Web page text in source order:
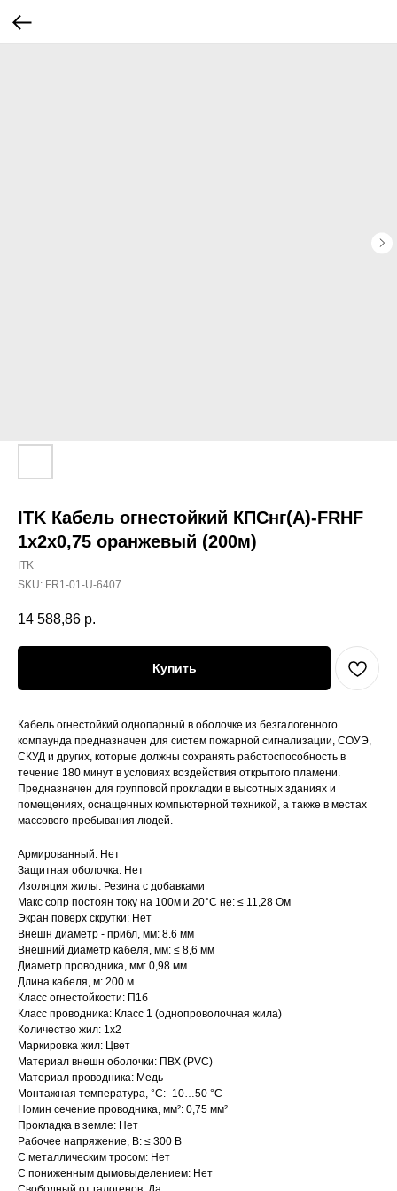
ITK Кабель огнестойкий КПСнг(А)-FRHF
1х2х0,75 оранжевый (200м)
ITK
SKU: FR1-01-U-6407
14 588,86 р.
Купить
Кабель огнестойкий однопарный в оболочке из безгалогенного
компаунда предназначен для систем пожарной сигнализации, СОУЭ,
СКУД и других, которые должны сохранять работоспособность в
течение 180 минут в условиях воздействия открытого пламени.
Предназначен для групповой прокладки в высотных зданиях и
помещениях, оснащенных компьютерной техникой, а также в местах
массового пребывания людей.
Армированный: Нет
Защитная оболочка: Нет
Изоляция жилы: Резина с добавками
Макс сопр постоян току на 100м и 20°С не: ≤ 11,28 Ом
Экран поверх скрутки: Нет
Внешн диаметр - прибл, мм: 8.6 мм
Внешний диаметр кабеля, мм: ≤ 8,6 мм
Диаметр проводника, мм: 0,98 мм
Длина кабеля, м: 200 м
Класс огнестойкости: П1б
Класс проводника: Класс 1 (однопроволочная жила)
Количество жил: 1x2
Маркировка жил: Цвет
Материал внешн оболочки: ПВХ (PVC)
Материал проводника: Медь
Монтажная температура, °C: -10…50 °C
Номин сечение проводника, мм²: 0,75 мм²
Прокладка в земле: Нет
Рабочее напряжение, В: ≤ 300 В
С металлическим тросом: Нет
С пониженным дымовыделением: Нет